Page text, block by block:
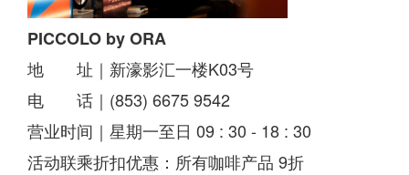
PICCOLO by ORA
地 址｜新濠影汇一楼K03号
电 话｜(853) 6675 9542
营业时间｜星期一至日 09 : 30 - 18 : 30
活动联乘折扣优惠：所有咖啡产品 9折